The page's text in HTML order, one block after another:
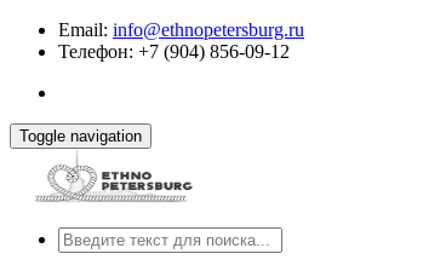
Email: info@ethnopetersburg.ru
Телефон: +7 (904) 856-09-12
Toggle navigation